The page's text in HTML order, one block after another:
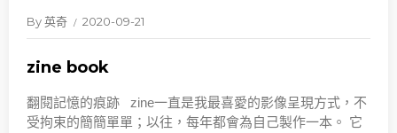
By英奇 2020-09-21
zine book
翻閱記憶的痕跡 zine一直是我最喜愛的影像呈現方式，不
受拘束的簡簡單單；以往，每年都會為自己製作一本。 它